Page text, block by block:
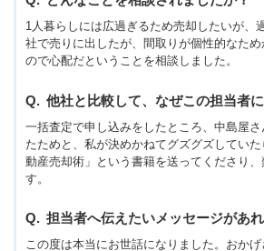
1人暮らしには広過ぎるため売却したいが、
社で売りに出したが、間取りが個性的なた
ので心配だということを相談しました。
他社と比較して、なぜこの担当者
一括査定で申し込みをしたところ、中島屋
たためと、私が決めかねてグズグズしてい
動産売却術」という書籍を送ってくださり
す。
担当者へ伝えたいメッセージがあ
この度は本当にお世話になりました。おか